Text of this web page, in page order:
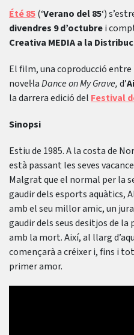
Été 85(‘Verano del 85‘)
divendres 9 d’octubrei
Creativa MEDIA a la
El film, una coproducció
novel·laDance on My Grave,d’
la darrera edició del Festival
Sinopsi
Estiu de 1985. A la costa de
està passant les seves
Malgrat que el normal per la
gaudir dels esports aquàtics,
amb el seu millor amic, un
gaudir dels seus desitjos de
amb la mort. Així, al llarg
començarà a créixer i, fins i
primer amor.